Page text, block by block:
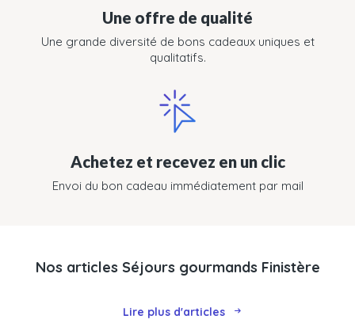
Une offre de qualité
Une grande diversité de bons cadeaux uniques et
qualitatifs.
Achetez et recevez en un clic
Envoi du bon cadeau immédiatement par mail
Nos articles Séjours gourmands Finistère
Lire plus d'articles